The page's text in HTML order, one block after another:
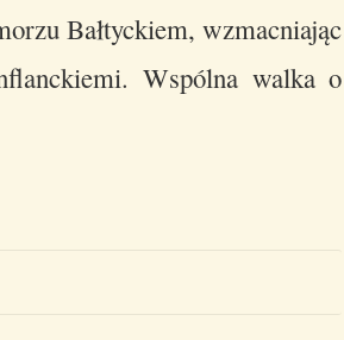
Bałtyckiem, wzmacniając
Wspólna walka o